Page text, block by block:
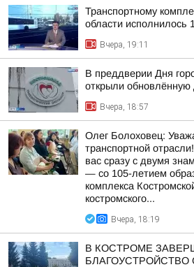
Транспортному
области исполнилось
Вчера, 19:11
В преддверии Дня
открыли обновлённую
Вчера, 18:57
Олег Болоховец:
транспортной
вас сразу с двумя
— со 105-летием
комплекса
костромского...
Вчера, 18:19
В КОСТРОМЕ
БЛАГОУСТРОЙСТВО